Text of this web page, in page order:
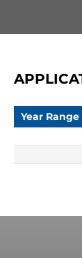
Year Range